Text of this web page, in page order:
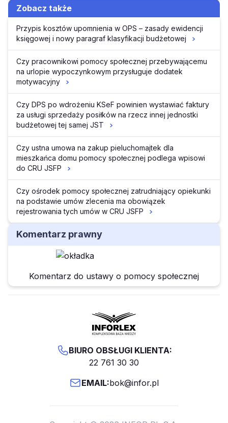
Zobacz także
Przypis kosztów upomnienia w OPS – zasady ewidencji
księgowej i nowy paragraf klasyfikacji budżetowej
Czy pracownikowi pomocy społecznej przebywającemu
na urlopie wypoczynkowym przysługuje dodatek
motywacyjny
Czy DPS po wdrożeniu KSeF powinien wystawiać faktury
za usługi sprzedaży posiłków na rzecz innej jednostki
budżetowej tej samej JST
Czy ustna umowa na zakup pieluchomajtek dla
mieszkańca domu pomocy społecznej podlega wpisowi
do CRU JSFP
Czy ośrodek pomocy społecznej zatrudniający opiekunki
na podstawie umów zlecenia ma obowiązek
rejestrowania tych umów w CRU JSFP
Komentarz prawny
Komentarz do ustawy o pomocy społecznej
BIURO OBSŁUGI KLIENTA:
22 761 30 30
EMAIL:bok@infor.pl